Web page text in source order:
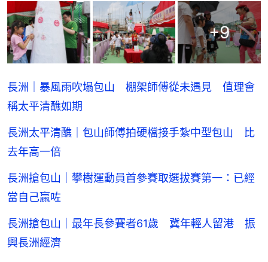
+9
長洲｜暴風雨吹塌包山 棚架師傅從未遇見 值理會
稱太平清醮如期
長洲太平清醮｜包山師傅拍硬檔接手紮中型包山 比
去年高一倍
長洲搶包山｜攀樹運動員首參賽取選拔賽第一：已經
當自己贏咗
長洲搶包山｜最年長參賽者61歲 冀年輕人留港 振
興長洲經濟